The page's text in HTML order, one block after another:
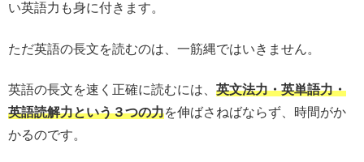
い英語力も身に付きます。
ただ英語の長文を読むのは、一筋縄ではいきません。
英語の長文を速く正確に読むには、 英文法力・英単語力・
英語読解力という３つの力を伸ばさねばならず、時間がか
かるのです。